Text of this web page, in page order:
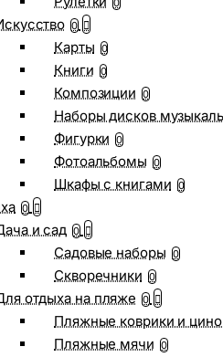
0
0
Карты 0
Книги 0
Композиции 0
Наборы дисков
Фигурки 0
Фотоальбомы 0
Шкафы с книгами 0
0
и сад 0
Садовые наборы 0
Скворечники 0
отдыха на пляже 0
Пляжные коврики и
Пляжные мячи 0